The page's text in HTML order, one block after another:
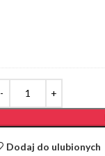
Dodaj do ulubionych